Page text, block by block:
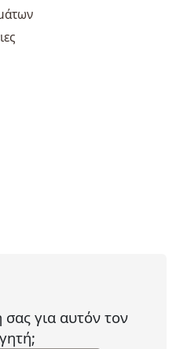
σας για αυτόν τον